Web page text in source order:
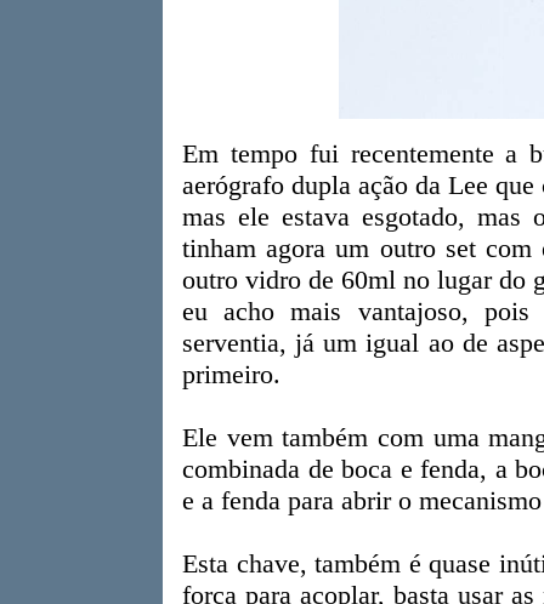
Em tempo fui recentemente a
aerógrafo dupla ação da Lee
mas ele estava esgotado, mas
tinham agora um outro set
outro vidro de 60ml no lugar do
eu acho mais vantajoso,
serventia, já um igual ao de
primeiro.
Ele vem também com uma
combinada de boca e fenda, a
e a fenda para abrir o
Esta chave, também é quase
força para acoplar, basta usar